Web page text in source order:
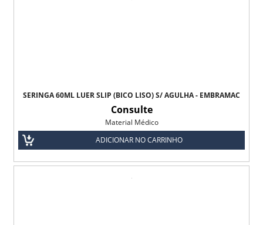
SERINGA 60ML LUER SLIP (BICO LISO) S/ AGULHA - EMBRAMAC
Consulte
Material Médico
ADICIONAR NO CARRINHO